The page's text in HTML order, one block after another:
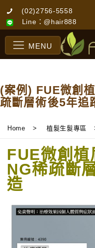
(02)2756-5558
Line：@hair888
MENU
(案例) FUE微創
疏斷層術後5年追
Home > 植髮生髮專區
FUE微創植
NG稀疏斷
造